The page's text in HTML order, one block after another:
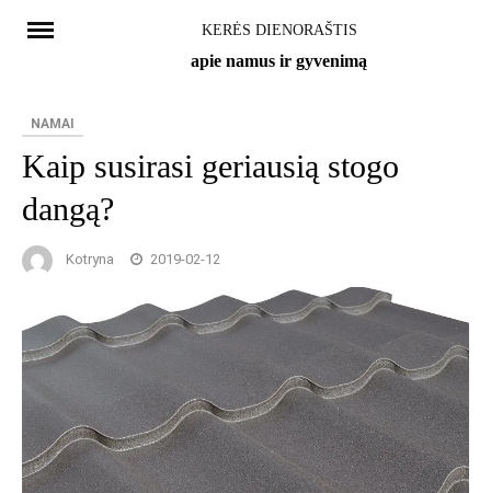
KERĖS DIENORAŠTIS
apie namus ir gyvenimą
NAMAI
Kaip susirasi geriausią stogo
dangą?
Kotryna 2019-02-12